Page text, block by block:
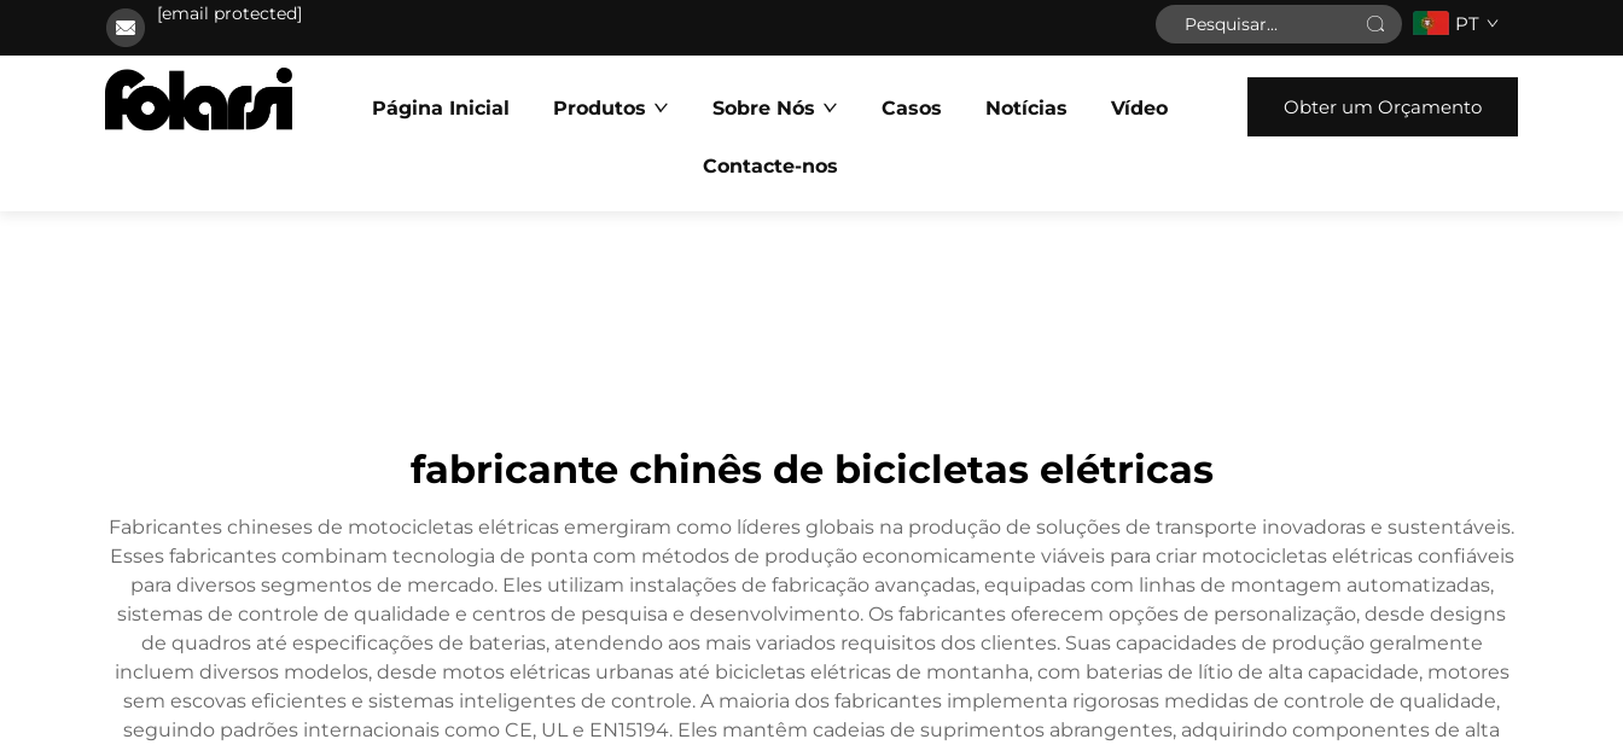
[email protected] PT
Página Inicial Produtos Sobre Nós Casos Notícias Vídeo
Contacte-nos
Obter um Orçamento
fabricante chinês de bicicletas elétricas
Fabricantes chineses de motocicletas elétricas emergiram como líderes globais na produção de soluções de transporte inovadoras e sustentáveis.
Esses fabricantes combinam tecnologia de ponta com métodos de produção economicamente viáveis para criar motocicletas elétricas confiáveis
para diversos segmentos de mercado. Eles utilizam instalações de fabricação avançadas, equipadas com linhas de montagem automatizadas,
sistemas de controle de qualidade e centros de pesquisa e desenvolvimento. Os fabricantes oferecem opções de personalização, desde designs
de quadros até especificações de baterias, atendendo aos mais variados requisitos dos clientes. Suas capacidades de produção geralmente
incluem diversos modelos, desde motos elétricas urbanas até bicicletas elétricas de montanha, com baterias de lítio de alta capacidade, motores
sem escovas eficientes e sistemas inteligentes de controle. A maioria dos fabricantes implementa rigorosas medidas de controle de qualidade,
seguindo padrões internacionais como CE, UL e EN15194. Eles mantêm cadeias de suprimentos abrangentes, adquirindo componentes de alta